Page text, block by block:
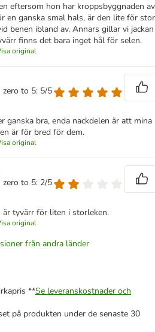
eftersom hon har kroppsbyggnaden av
en ganska smal hals, är den lite för stor
benen ibland av. Annars gillar vi jackan
finns det bara inget hål för selen.
original
zero to 5: 5/5
ganska bra, enda nackdelen är att mina
är för bred för dem.
original
zero to 5: 2/5
är tyvärr för liten i storleken.
original
från andra länder
**Se leveranskostnader och
på produkten under de senaste 30